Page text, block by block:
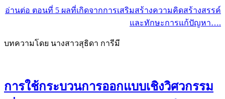
อ่านต่อ ตอนที่ 5 ผลที่เกิดจากการเสริมสร้างความคิดสร้างสรรค์
และทักษะการแก้ปัญหา….
บทความโดย นางสาวสุธิดา การีมี
การใช้กระบวนการออกแบบเชิงวิศวกรรม